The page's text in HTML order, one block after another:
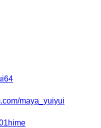
maya_yuiyui